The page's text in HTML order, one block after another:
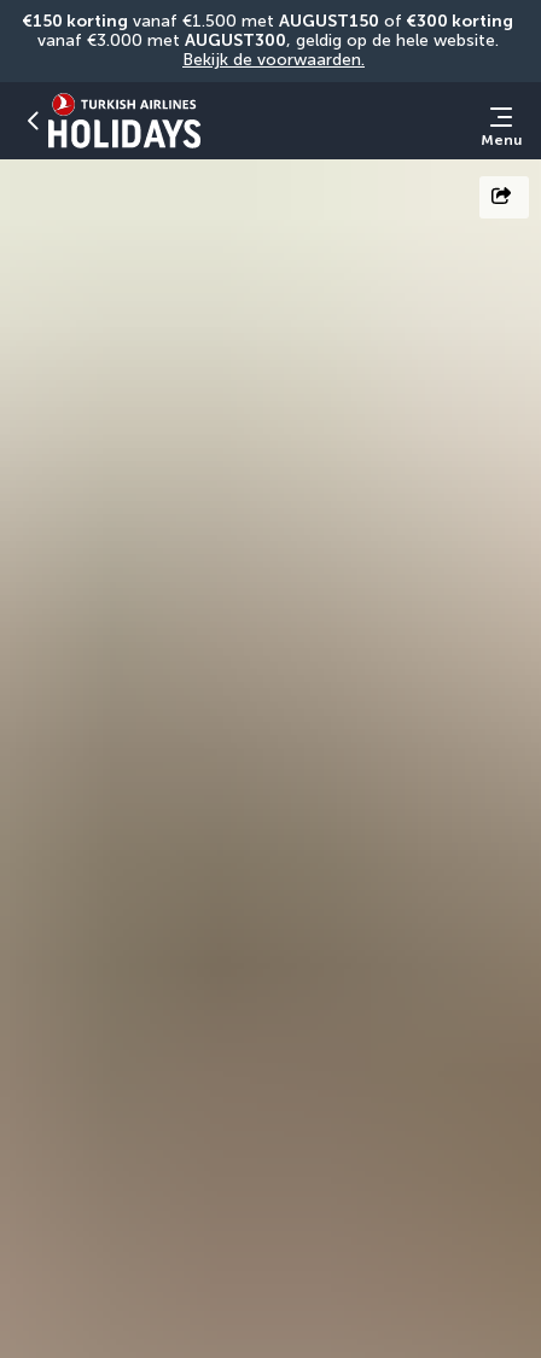
€150 korting vanaf €1.500 met AUGUST150 of €300 korting
vanaf €3.000 met AUGUST300
Bekijk de voorwaarden.
Menu